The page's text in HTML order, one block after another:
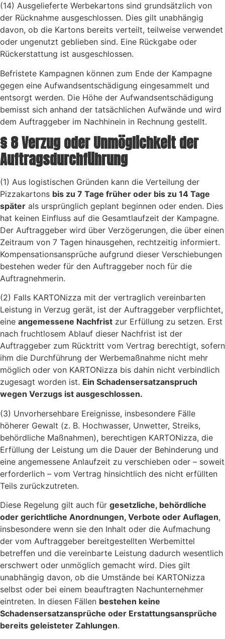
(14) Ausgelieferte Werbekartons sind grundsätzlich von
der Rücknahme ausgeschlossen. Dies gilt unabhängig
davon, ob die Kartons bereits verteilt, teilweise verwendet
oder ungenutzt geblieben sind. Eine Rückgabe oder
Rückerstattung ist ausgeschlossen.
Befristete Kampagnen können zum Ende der Kampagne
gegen eine Aufwandsentschädigung eingesammelt und
entsorgt werden. Die Höhe der Aufwandsentschädigung
bemisst sich anhand der tatsächlichen Aufwände und wird
dem Auftraggeber im Nachhinein in Rechnung gestellt.
§ 8 Verzug oder Unmöglichkeit der
Auftragsdurchführung
(1) Aus logistischen Gründen kann die Verteilung der
Pizzakartons bis zu 7 Tage früher oder bis zu 14 Tage
später als ursprünglich geplant beginnen oder enden. Dies
hat keinen Einfluss auf die Gesamtlaufzeit der Kampagne.
Der Auftraggeber wird über Verzögerungen, die über einen
Zeitraum von 7 Tagen hinausgehen, rechtzeitig informiert.
Kompensationsansprüche aufgrund dieser Verschiebungen
bestehen weder für den Auftraggeber noch für die
Auftragnehmerin.
(2) Falls KARTONizza mit der vertraglich vereinbarten
Leistung in Verzug gerät, ist der Auftraggeber verpflichtet,
eine angemessene Nachfrist zur Erfüllung zu setzen. Erst
nach fruchtlosem Ablauf dieser Nachfrist ist der
Auftraggeber zum Rücktritt vom Vertrag berechtigt, sofern
ihm die Durchführung der Werbemaßnahme nicht mehr
möglich oder von KARTONizza bis dahin nicht verbindlich
zugesagt worden ist. Ein Schadensersatzanspruch
wegen Verzugs ist ausgeschlossen.
(3) Unvorhersehbare Ereignisse, insbesondere Fälle
höherer Gewalt (z. B. Hochwasser, Unwetter, Streiks,
behördliche Maßnahmen), berechtigen KARTONizza, die
Erfüllung der Leistung um die Dauer der Behinderung und
eine angemessene Anlaufzeit zu verschieben oder – soweit
erforderlich – vom Vertrag hinsichtlich des nicht erfüllten
Teils zurückzutreten.
Diese Regelung gilt auch für gesetzliche, behördliche
oder gerichtliche Anordnungen, Verbote oder Auflagen,
insbesondere wenn sie den Inhalt oder die Aufmachung
der vom Auftraggeber bereitgestellten Werbemittel
betreffen und die vereinbarte Leistung dadurch wesentlich
erschwert oder unmöglich gemacht wird. Dies gilt
unabhängig davon, ob die Umstände bei KARTONizza
selbst oder bei einem beauftragten Nachunternehmer
eintreten. In diesen Fällen bestehen keine
Schadensersatzansprüche oder Erstattungsansprüche
bereits geleisteter Zahlungen.